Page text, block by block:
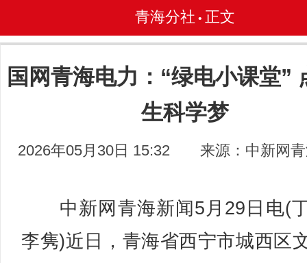
青海分社 • 正文
国网青海电力：“绿电小课堂”
生科学梦
2026年05月30日 15:32 来源：中新网
中新网青海新闻5月29日电(
李隽)近日，青海省西宁市城西区